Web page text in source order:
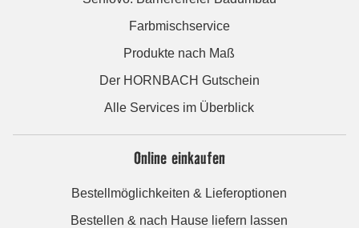
Farbmischservice
Produkte nach Maß
Der HORNBACH Gutschein
Alle Services im Überblick
Online einkaufen
Bestellmöglichkeiten & Lieferoptionen
Bestellen & nach Hause liefern lassen